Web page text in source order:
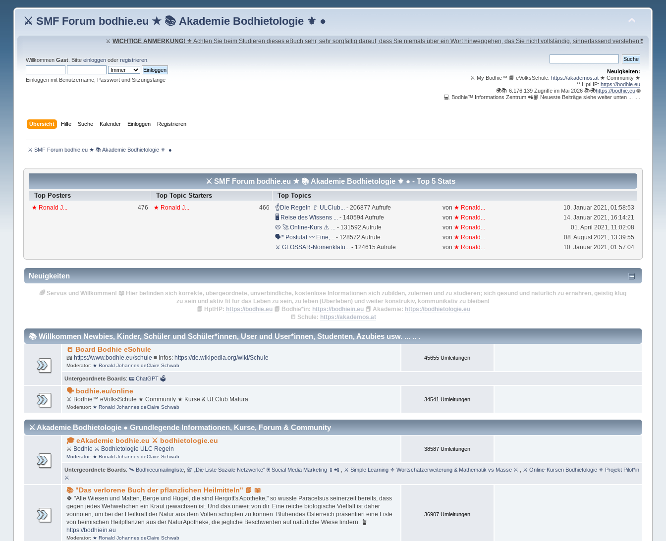
⚔ SMF Forum bodhie.eu ★ 📚 Akademie Bodhietologie ⚜ ●
⚔WICHTIGE ANMERKUNG! ⚜ Achten Sie beim Studieren dieses eBuch sehr, sehr sorgfältig darauf, dass Sie niemals über ein Wort hinweggehen, das Sie nicht vollständig, sinnerfassend verstehen!❗
Willkommen Gast. Bitte einloggenoder registrieren.
Einloggen mit Benutzername, Passwort und Sitzungslänge
Neuigkeiten:
⚔ My Bodhie™ 📙 eVolksSchule:https://akademos.at ★ Community ★
** HptHP:https://bodhie.eu
🌍📚 6.176.139 Zugriffe im Mai 2026 📚🌍https://bodhie.eu🌐
💻 Bodhie™ Informations Zentrum 📲📙 Neueste Beiträge siehe weiter unten ... .. .
Übersicht Hilfe Suche Kalender Einloggen Registrieren
⚔ SMF Forum bodhie.eu ★ 📚 Akademie Bodhietologie ⚜  ●
⚔ SMF Forum bodhie.eu ★ 📚 Akademie Bodhietologie ⚜ ● - Top 5 Stats
Top Posters Top Topic Starters Top Topics
★ Ronald J... 476 ★ Ronald J... 466 ☝Die Regeln 🚩 ULClub... - 206877 Aufrufe von ★ Ronald...
10. Januar 2021, 01:58:53
🖥 Reise des Wissens ...
- 140594 Aufrufe von ★ Ronald...
14. Januar 2021, 16:14:21
📛 🚀 Online-Kurs ⚠️ ...
- 131592 Aufrufe von ★ Ronald...
01. April 2021, 11:02:08
🗣* Postulat 〰 Eine,...
- 128572 Aufrufe von ★ Ronald...
08. August 2021, 13:39:55
⚔ GLOSSAR-Nomenklatu...
- 124615 Aufrufe von ★ Ronald... 10. Januar 2021, 01:57:04
Neuigkeiten
🌈 Servus und Willkommen! 📖 Hier befinden sich korrekte, übergeordnete, unverbindliche, kostenlose Informationen sich zubilden, zulernen und zu studieren; sich gesund und natürlich zu ernähren, geistig klug
zu sein und aktiv fit für das Leben zu sein, zu leben (Überleben) und weiter konstrukiv, kommunikativ zu bleiben!
📘 HptHP: https://bodhie.eu 📗 Bodhie*in: https://bodhiein.eu 📕Akademie: https://bodhietologie.eu
📒 Schule: https://akademos.at
📚 Willkommen Newbies, Kinder, Schüler und Schüler*innen, User und User*innen, Studenten, Azubies usw. ... .. .
📒 Board Bodhie eSchule
📖 https://www.bodhie.eu/schule ≡ Infos: https://de.wikipedia.org/wiki/Schule
Moderator: ★ Ronald Johannes deClaire Schwab
45655 Umleitungen
Untergeordnete Boards: 📟 ChatGPT 🗳
🗣 bodhie.eu/online
⚔ Bodhie™ eVolksSchule ★ Community ★ Kurse & ULClub Matura
Moderator: ★ Ronald Johannes deClaire Schwab
34541 Umleitungen
⚔ Akademie Bodhietologie ● Grundlegende Informationen, Kurse, Forum & Community
🎓 eAkademie bodhie.eu ⚔ bodhietologie.eu
⚔ Bodhie ⚔ Bodhietologie ULC Regeln
Moderator: ★ Ronald Johannes deClaire Schwab
38587 Umleitungen
Untergeordnete Boards: 🛰 Bodhieeumailingliste, 📇 „Die Liste Soziale Netzwerke" 🖲 Social Media Marketing 📱📲 ⚔ Simple Learning ⚜ Wortschatzerweiterung & Mathematik vs Masse ⚔
⚔ Online-Kursen Bodhietologie ⚜ Projekt Pilot*in
⚔
📚 "Das verlorene Buch der pflanzlichen Heilmitteln" 📗 📖
🍀 "Alle Wiesen und Matten, Berge und Hügel, die sind Hergott's Apotheke," so wusste Paracelsus seinerzeit bereits, dass
gegen jedes Wehwehchen ein Kraut gewachsen ist. Und das unweit von dir. Eine reiche biologische Vielfalt ist daher
vonnöten, um bei der Heilkraft der Natur aus dem Vollen schöpfen zu können. Blühendes Österreich präsentiert eine Liste
von heimischen Heilpflanzen aus der NaturApotheke, die jegliche Beschwerden auf natürliche Weise lindern. 🪴
https://bodhiein.eu
Moderator: ★ Ronald Johannes deClaire Schwab
36907 Umleitungen